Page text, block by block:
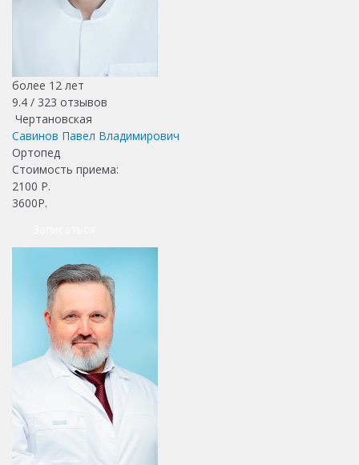
более 12 лет
9.4 / 323 отзывов
Чертановская
Савинов Павел Владимирович
Ортопед
Стоимость приема:
2100 Р.
3600Р.